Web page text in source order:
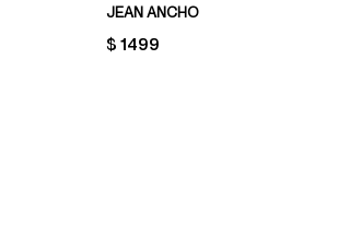
JEAN ANCHO
PRICE:
$ 1499